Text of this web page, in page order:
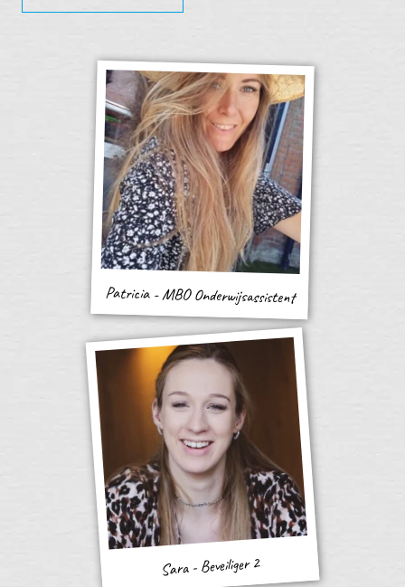
Patricia - MBO Onderwijsassistent
Sara - Beveiliger 2